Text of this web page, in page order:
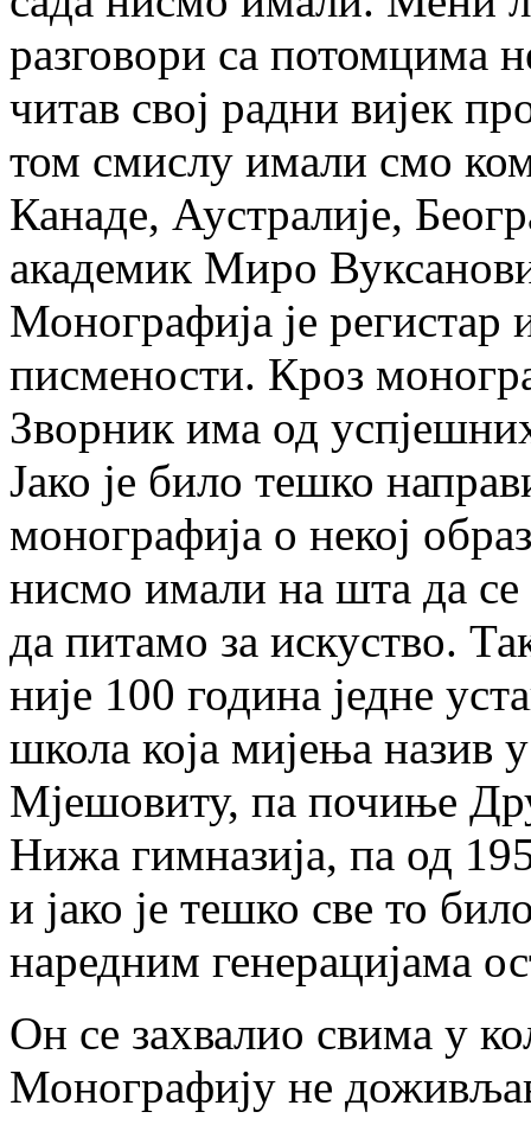
разговори са потомцима
читав свој радни вијек
том смислу имали смо
Канаде, Аустралије,
академик Миро
Монографија је
писмености. Кроз
Зворник има од
Јако је било тешко
монографија о некој
нисмо имали на шта да
да питамо за искуство.
није 100 година једне
школа која мијења назив
Мјешовиту, па почиње
Нижа гимназија, па од
и јако је тешко све то
наредним генерацијама
Он се захвалио свима у
Монографију не